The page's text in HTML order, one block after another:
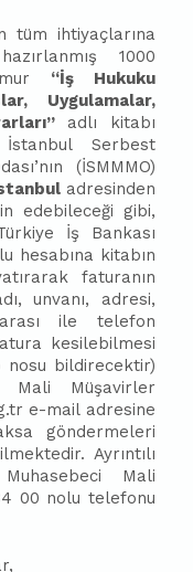
tüm ihtiyaçlarına
1000
“İş Hukuku
Uygulamalar,
adlı kitabı
Serbest
(İSMMMO)
adresinden
edebileceği gibi,
İş Bankası
hesabına kitabın
faturanın
unvanı, adresi,
ile telefon
kesilebilmesi
bildirecektir)
Mali Müşavirler
e-mail adresine
göndermeleri
Ayrıntılı
Mali
00 nolu telefonu